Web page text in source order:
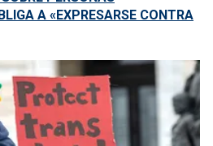
A «EXPRESARSE CONTRA